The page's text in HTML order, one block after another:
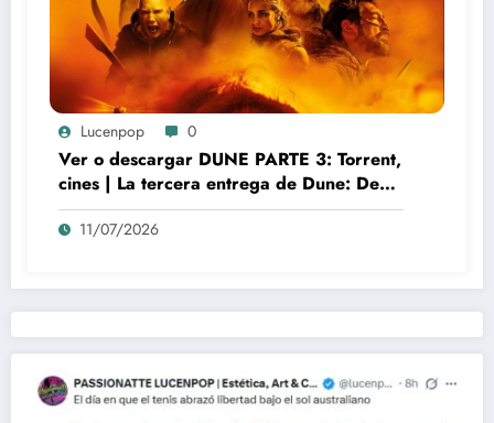
Lucenpop 0
Ver o descargar DUNE PARTE 3: Torrent,
cines | La tercera entrega de Dune: Denis
Villeneuve y el auge del nuevo misticismo
cinematográfico
11/07/2026